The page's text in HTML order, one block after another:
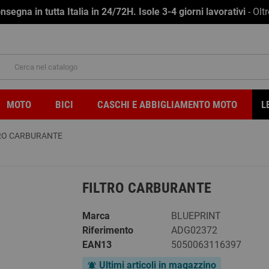
in tutta Italia in 24/72H. Isole 3-4 giorni lavorativi -
MOTO BICI CASCHI E ABBIGLIAMENTO MOTO
CARBURANTE
FILTRO CARBURANTE
Marca
BLUEPRINT
Riferimento
ADG02372
EAN13
5050063116397
notifications_active Ultimi articoli in magazzino